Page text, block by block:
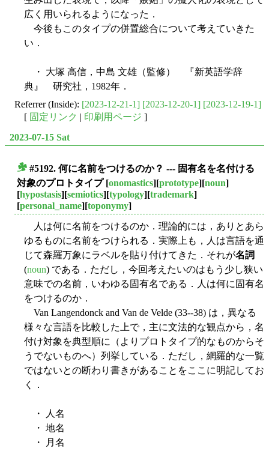
広く用いられるようになった．
今後もこのタイプの併置総合について考えていきた
い．
・ 大塚 高信，中島 文雄（監修） 『新英語学辞
典』 研究社，1982年．
Referrer (Inside): [2023-12-21-1] [2023-12-20-1] [2023-12-19-1]
[ 固定リンク | 印刷用ページ ]
2023-07-15 Sat
#5192. 何に名前をつけるのか？ --- 固有名を名付ける
対象のプロトタイプ[onomastics][prototype][noun]
[hypostasis][semiotics][typology][trademark]
[personal_name][toponymy]
人は何に名前をつけるのか．理論的には，ありとあら
ゆるものに名前をつけられる．実際上も，人は言語を通
じて森羅万象にラベルを貼り付けてきた．それが名詞
(noun) である．ただし，今回考えたいのはもう少し狭い
意味での名前，いわゆる固有名である．人は何に固有名
をつけるのか．
Van Langendonck and Van de Velde (33--38) は，異なる
様々な言語を比較した上で，主に文法的な観点から，名
付け対象を典型順に（よりプロトタイプ的なものからそ
うでないものへ）列挙している．ただし，網羅的な一覧
ではないとの断わり書きがあることをここに明記してお
く．
・ 人名
・ 地名
・ 月名